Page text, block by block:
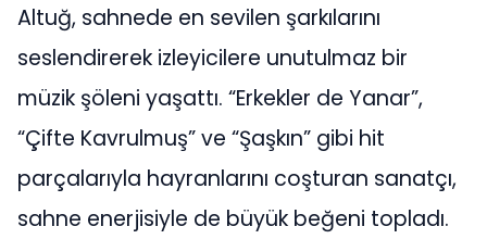
Altuğ, sahnede en sevilen şarkılarını
seslendirerek izleyicilere unutulmaz bir
müzik şöleni yaşattı. “Erkekler de Yanar”,
“Çifte Kavrulmuş” ve “Şaşkın” gibi hit
parçalarıyla hayranlarını coşturan sanatçı,
sahne enerjisiyle de büyük beğeni topladı.